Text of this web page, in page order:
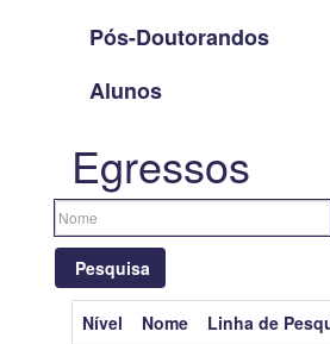
Pós-Doutorandos
Alunos
Egressos
Pesquisa
Nível Nome Linha de